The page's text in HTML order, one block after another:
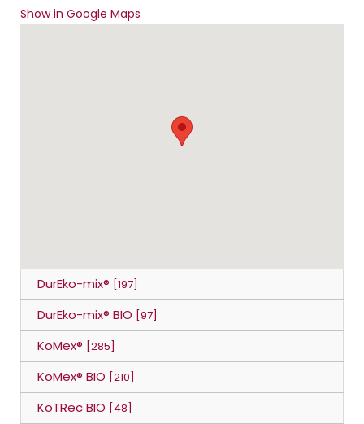
Show in Google Maps
DurEko-mix® [197]
DurEko-mix® BIO [97]
KoMex® [285]
KoMex® BIO [210]
KoTRec BIO [48]